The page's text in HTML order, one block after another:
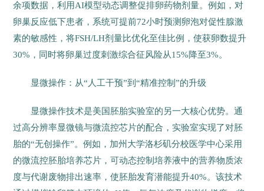
余项数据，利用AI模型动态调整促排卵药物剂量。例如，对
卵巢反应低下患者，系统可提前72小时预测卵泡对促性腺激
素的敏感性，将FSH/LH剂量比优化至佳比例，使获卵数提升
30%，同时将卵巢过度刺激综合征风险从15%降至3%。
显微操作：从“人工干预”到“精准控制”的升级
显微操作技术是美国胚胎实验室的另一大核心优势。通
过高分辨率显微镜与微流控芯片的配合，实验室实现了对胚
胎的“无创操作”。例如，加州大学洛杉矶分校医学中心采用
的微流控胚胎培养芯片，可动态控制培养液中的营养物质浓
度与代谢废物排出速率，使胚胎发育潜能提升40%。该技术